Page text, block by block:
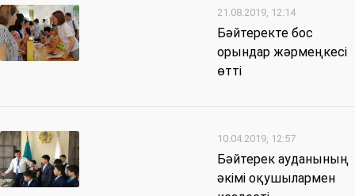
21.08.2019, 12:14
Бәйтеректе бос
орындар жәрмеңкесі
өтті
10.04.2019, 12:57
Бәйтерек ауданының
әкімі оқушылармен